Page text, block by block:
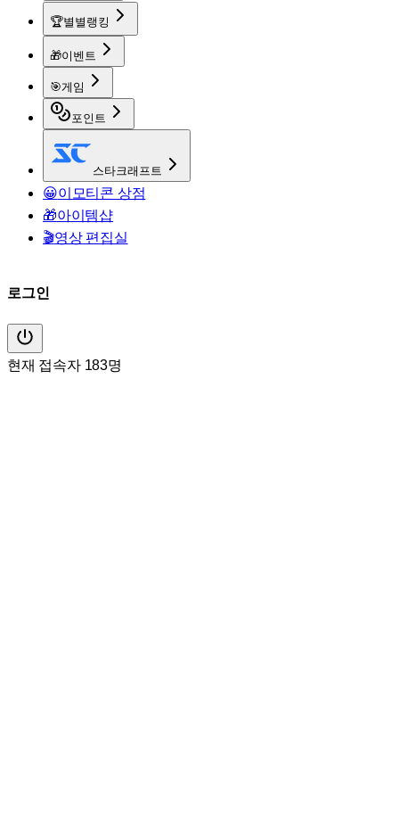
🏆별별랭킹
🎁이벤트
🎯게임
포인트
스타크래프트
😀이모티콘 상점
🎁아이템샵
🎬영상 편집실
로그인
현재 접속자 183명